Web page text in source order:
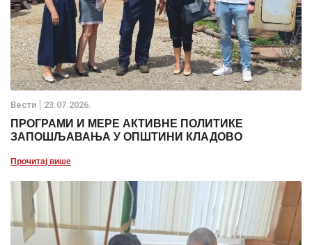
Вести 23.07.2026.
ПРОГРАМИ И МЕРЕ АКТИВНЕ ПОЛИТИКЕ
ЗАПОШЉАВАЊА У ОПШТИНИ КЛАДОВО
Прочитај више